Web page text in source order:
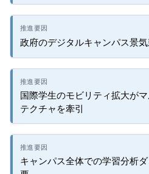
政府のデジタルキャンパス景
国際学生のモビリティ拡大が
テクチャを牽引
キャンパス全体での学習分析